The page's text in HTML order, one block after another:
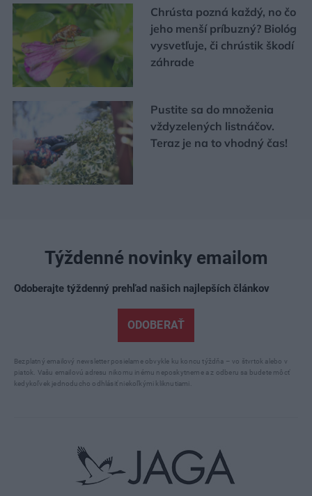
Chrústa pozná každý, no čo
jeho menší príbuzný? Biológ
vysvetľuje, či chrústik škodí
záhrade
Pustite sa do množenia
vždyzelených listnáčov.
Teraz je na to vhodný čas!
Týždenné novinky emailom
Odoberajte týždenný prehľad našich najlepších článkov
ODOBERAŤ
Bezplatný emailový newsletter posielame obvykle ku koncu týždňa – vo štvrtok alebo v
piatok. Vašu emailovú adresu nikomu inému neposkytneme a z odberu sa budete môcť
kedykoľvek jednoducho odhlásiť niekoľkými kliknutiami.